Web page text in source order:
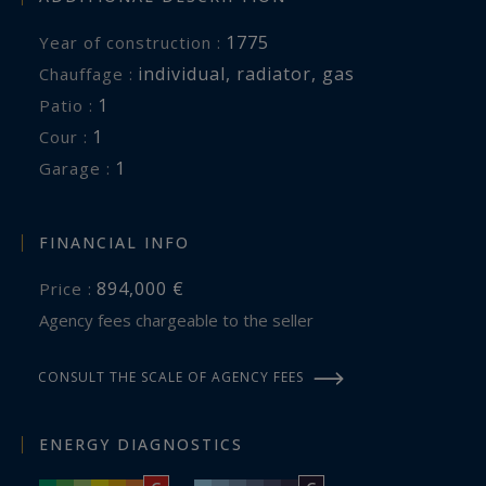
Il s’agit de l’un des hôtels les plus iconiques de
Bayeux.
Bayeux Sotheby’s International realty est
présent également sur le secteur de la côte de
Nacre, de Caen et de la Manche.
is exposed is available at:
www.georisques.gouv.fr
Year of construction : 1775
Chauffage : individual, radiator, gas
patio : 1
cour : 1
garage : 1
FINANCIAL INFO
Price : 894,000 €
Agency fees chargeable to the seller
CONSULT THE SCALE OF AGENCY FEES
ENERGY DIAGNOSTICS